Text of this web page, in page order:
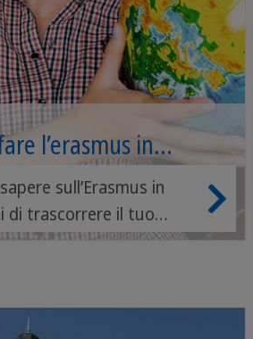
l’erasmus in
sull’Erasmus in
di trascorrere il tuo
tra paesaggi